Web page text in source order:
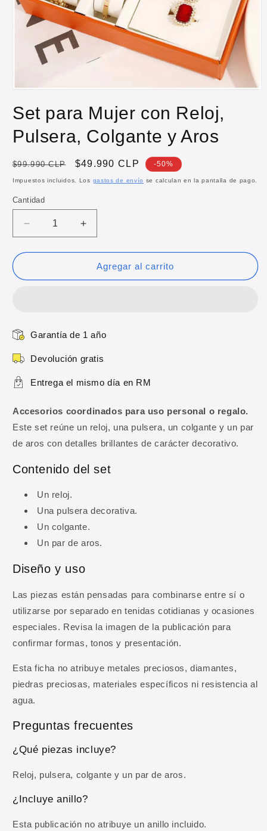
multimedia
1
en
una
Set para Mujer con Reloj,
Pulsera, Colgante y Aros
Precio
habitual
$99.990 CLP
Precio
de
$49.990 CLP -50%
Impuestos incluidos. Los gastos de envío se calculan en la pantalla de pago.
Cantidad
Reducir
cantidad
para
para
Pulsera,
Colgante
Aumentar
cantidad
para
Set
para
Pulsera,
Colgante
Aros
Agregar al carrito
Garantía de 1 año
Devolución gratis
Entrega el mismo día en RM
Accesorios coordinados para uso personal o regalo.
Este set reúne un reloj, una pulsera, un colgante y un par
de aros con detalles brillantes de carácter decorativo.
Contenido del set
Un reloj.
Una pulsera decorativa.
Un colgante.
Un par de aros.
Diseño y uso
Las piezas están pensadas para combinarse entre sí o
utilizarse por separado en tenidas cotidianas y ocasiones
especiales. Revisa la imagen de la publicación para
confirmar formas, tonos y presentación.
Esta ficha no atribuye metales preciosos, diamantes,
piedras preciosas, materiales específicos ni resistencia al
agua.
Preguntas frecuentes
¿Qué piezas incluye?
Reloj, pulsera, colgante y un par de aros.
¿Incluye anillo?
Esta publicación no atribuye un anillo incluido.
10% DE DESCUENTO
Regístrate y obtén 10% de
compra
ofertas y novedades.
Correo electrónico
OBTENER MI 10% DE DESCUENTO
Al registrarte aceptas recibir comunicaciones comerciales y